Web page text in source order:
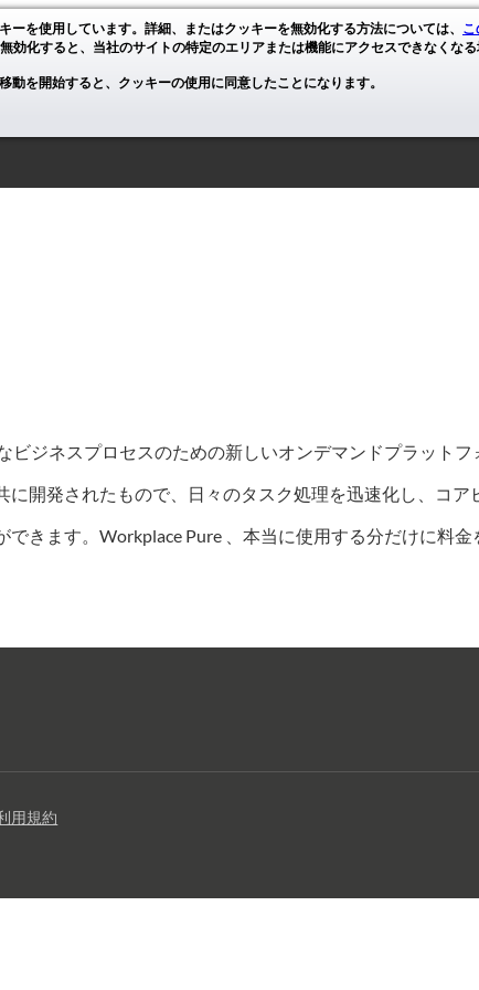
ーを使用しています。詳細、またはクッキーを無効化する方法については、
効化すると、当社のサイトの特定のエリアまたは機能にアクセスできなくなる
を開始すると、クッキーの使用に同意したことになります。
ジネスプロセスのための新しいオンデマンドプラットフ
開発されたもので、日々のタスク処理を迅速化し、コア
きます。Workplace Pure 、本当に使用する分だけに料金
用規約